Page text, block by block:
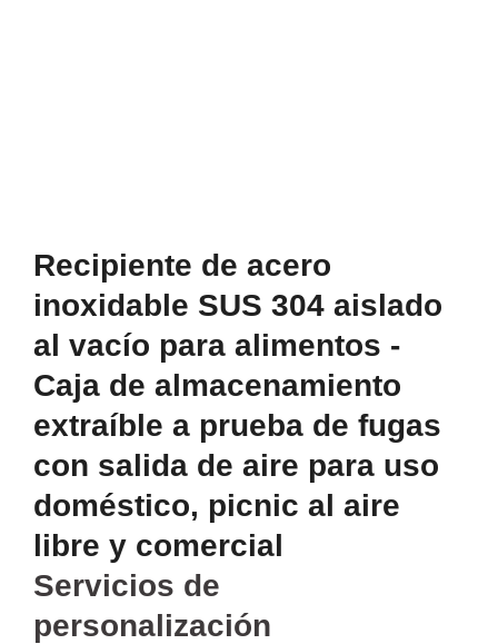
Recipiente de acero
inoxidable SUS 304 aislado
al vacío para alimentos -
Caja de almacenamiento
extraíble a prueba de fugas
con salida de aire para uso
doméstico, picnic al aire
libre y comercial
Servicios de
personalización